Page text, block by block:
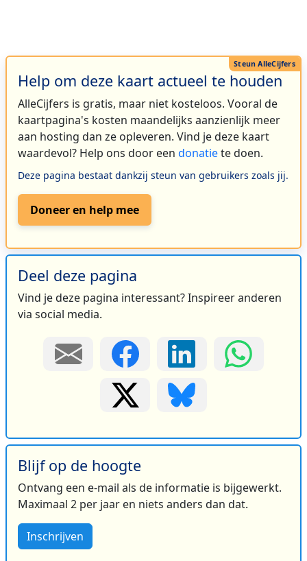
Help om deze kaart actueel te houden
AlleCijfers is gratis, maar niet kosteloos. Vooral de
kaartpagina's kosten maandelijks aanzienlijk meer
aan hosting dan ze opleveren. Vind je deze kaart
waardevol? Help ons door een donatiete doen.
Deze pagina bestaat dankzij steun van gebruikers zoals jij.
Doneer en help mee
Deel deze pagina
Vind je deze pagina interessant? Inspireer anderen
via social media.
Blijf op de hoogte
Ontvang een e-mail als de informatie is bijgewerkt.
Maximaal 2 per jaar en niets anders dan dat.
Inschrijven